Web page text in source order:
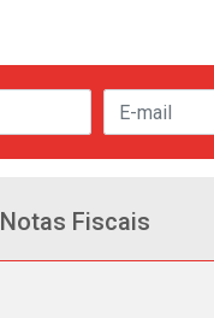
Notas Fiscais